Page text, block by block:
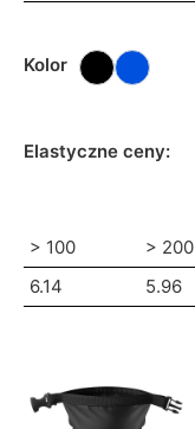
Kolor
Elastyczne ceny:
> 100 > 200
6.14
5.96